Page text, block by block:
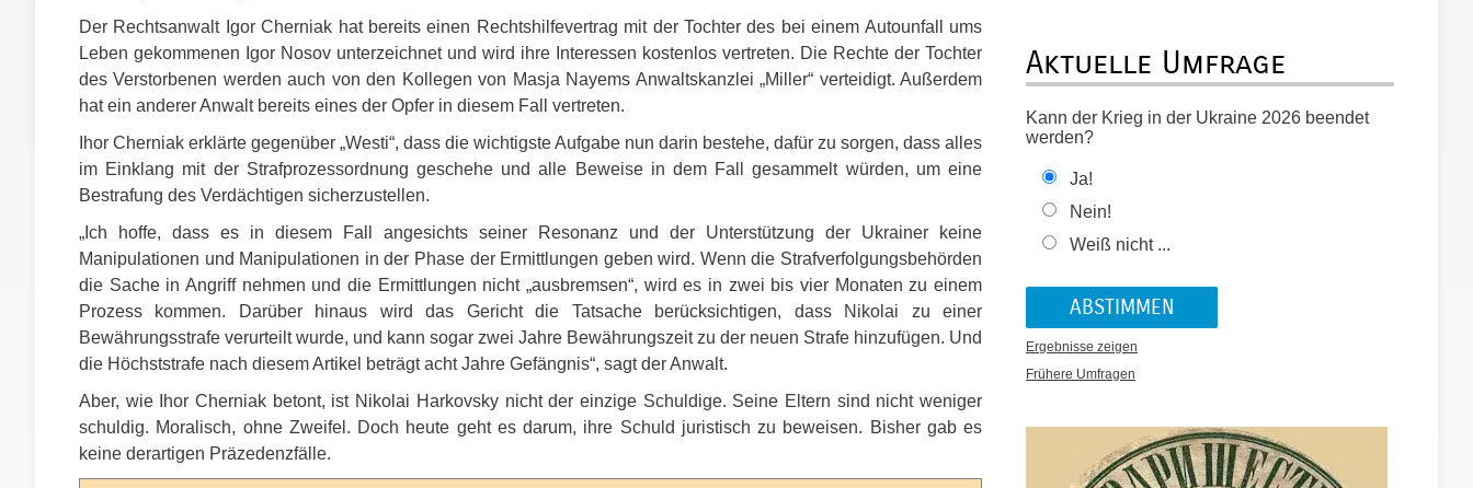
Der Rechtsanwalt Igor Cherniak hat bereits einen Rechtshilfevertrag mit der Tochter des bei einem Autounfall ums
Leben gekommenen Igor Nosov unterzeichnet und wird ihre Interessen kostenlos vertreten. Die Rechte der Tochter
des Verstorbenen werden auch von den Kollegen von Masja Nayems Anwaltskanzlei „Miller“ verteidigt. Außerdem
hat ein anderer Anwalt bereits eines der Opfer in diesem Fall vertreten.
Ihor Cherniak erklärte gegenüber „Westi“, dass die wichtigste Aufgabe nun darin bestehe, dafür zu sorgen, dass alles
im Einklang mit der Strafprozessordnung geschehe und alle Beweise in dem Fall gesammelt würden, um eine
Bestrafung des Verdächtigen sicherzustellen.
„Ich hoffe, dass es in diesem Fall angesichts seiner Resonanz und der Unterstützung der Ukrainer keine
Manipulationen und Manipulationen in der Phase der Ermittlungen geben wird. Wenn die Strafverfolgungsbehörden
die Sache in Angriff nehmen und die Ermittlungen nicht „ausbremsen“, wird es in zwei bis vier Monaten zu einem
Prozess kommen. Darüber hinaus wird das Gericht die Tatsache berücksichtigen, dass Nikolai zu einer
Bewährungsstrafe verurteilt wurde, und kann sogar zwei Jahre Bewährungszeit zu der neuen Strafe hinzufügen. Und
die Höchststrafe nach diesem Artikel beträgt acht Jahre Gefängnis“, sagt der Anwalt.
Aber, wie Ihor Cherniak betont, ist Nikolai Harkovsky nicht der einzige Schuldige. Seine Eltern sind nicht weniger
schuldig. Moralisch, ohne Zweifel. Doch heute geht es darum, ihre Schuld juristisch zu beweisen. Bisher gab es
keine derartigen Präzedenzfälle.
Aktuelle Umfrage
Kann der Krieg in der Ukraine 2026 beendet
werden?
Ja!
Nein!
Weiß nicht ...
Ergebnisse zeigen
Frühere Umfragen